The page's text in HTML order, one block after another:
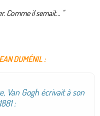
Comme il semait… "
DUMÉNIL :
Van Gogh écrivait à son
: